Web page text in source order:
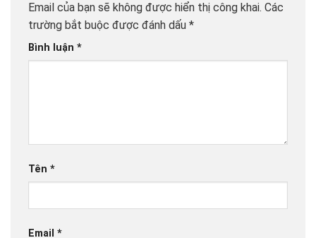
Email của bạn sẽ không được hiển thị công khai. Các
trường bắt buộc được đánh dấu *
Bình luận *
Tên *
Email *